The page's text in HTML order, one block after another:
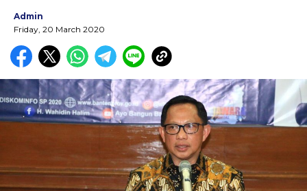
Admin
Friday, 20 March 2020